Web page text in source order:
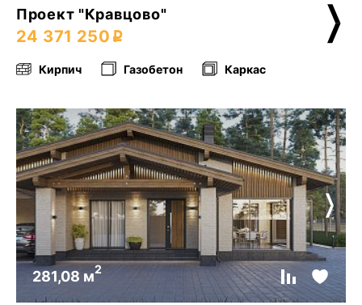
Проект "Кравцово"
24 371 250
Кирпич Газобетон Каркас
281,08 м2